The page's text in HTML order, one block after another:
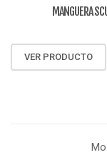
MANGUERA
VER PRODUCTO